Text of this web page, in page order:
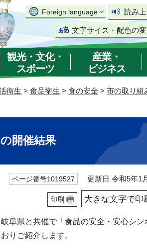
Foreign language 読み
文字サイズ・配色の
観光・文化・
スポーツ
産業・
ビジネス
衛生 > 食品衛生 > 食の安全 > 市の取り組
開催結果
ページ番号1019527 更新日 令和5年1
印刷 大きな文字で印
阜県と共催で「食品の安全・安心シン
りご紹介します。